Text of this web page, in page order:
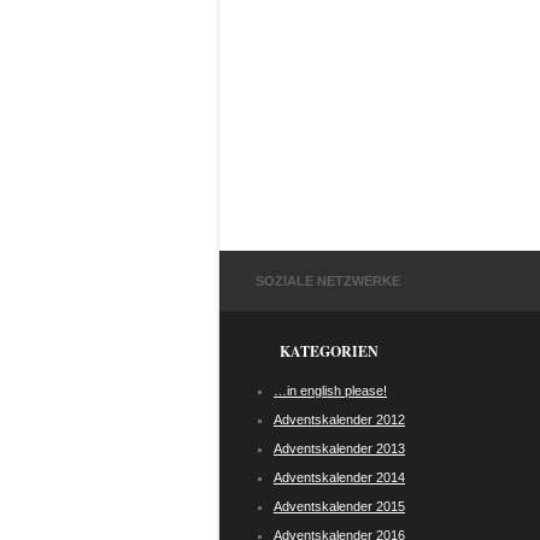
SOZIALE NETZWERKE
KATEGORIEN
…in english please!
Adventskalender 2012
Adventskalender 2013
Adventskalender 2014
Adventskalender 2015
Adventskalender 2016